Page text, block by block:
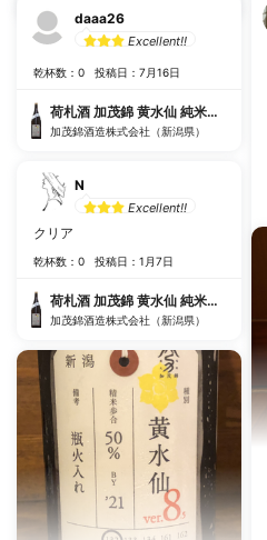
daaa26
Excellent!!
乾杯数：0 投稿日：7月16日
荷札酒 加茂錦 黄水仙 純米大吟醸 生
加茂錦酒造株式会社（新潟県）
N
Excellent!!
クリア
乾杯数：0 投稿日：1月7日
荷札酒 加茂錦 黄水仙 純米大吟醸 生
加茂錦酒造株式会社（新潟県）